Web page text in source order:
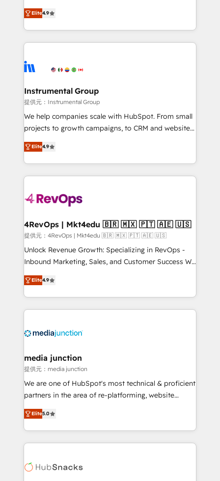
and service to drive sustainable growth With 6 key
HubSpot accreditations and experience across
teams has worked with clients just like you Let’s
explore whether S2 is the partner you’ve been
operational efficiency of HubSpot. The fastest-
growing tech-enabler & facilitator, MakeWebBetter,
hands you the blend of HubSpot expertise &
eminent solutions & integrations. Trust us to
Elite Partners with 10+ years of HubSpot experience
Premier Partner 2023 🌟5 HubSpot Accreditations 🌟
Won HubSpot Theme Challenge 2021 🌟INBOUND’19
HubSpot Rising Star Why us? Harnessing the full
potential of the powerful HubSpot CRM. ✔️A team of
HubSpot experience ✔️Flexible pricing models —
Hourly-fee (assigned one Dedicated HubSpot
requirement). ✔️Helped over 25,000+ customers so
far with our HubSpot solutions. ✔️Bespoke apps &
on-demand bundle services. Connect with us today!
Elite4.9
Instrumental Group
提供元：Instrumental Group
We help companies scale with HubSpot. From small
projects to growth campaigns, to CRM and websites.
Hire an agency that's experienced in every inch of
HubSpot and willing to work hand-in-hand with your
team to simplify the complex and build a better
experience for your team and customers.
Elite4.9
4RevOps | Mkt4edu 🇧🇷 🇲🇽 🇵🇹 🇦🇪 🇺🇸
提供元：4RevOps | Mkt4edu 🇧🇷 🇲🇽 🇵🇹 🇦🇪 🇺🇸
Unlock Revenue Growth: Specializing in RevOps -
Inbound Marketing, Sales, and Customer Success We
specialize in driving revenue growth for companies
across industries through tailored marketing, sales,
and customer success strategies, utilizing RevOps
methodologies. As Latin America's largest HubSpot
offer unparalleled insights. Operating in five
Mexico, USA, and Portugal—we've executed over a
hundred successful operations. Our approach,
rooted in RevOps principles, integrates analysis,
training, planning, and qualification. Leveraging
inbound marketing tactics, we focus on
understanding, nurturing, and converting leads.
competitive market.
Elite4.9
media junction
提供元：media junction
We are one of HubSpot's most technical & proficient
partners in the area of re-platforming, website
design & development. We specialize in multi-hub
implementations for mid-market & enterprise
companies. We are woman-owned, powered by
coffee, and we ❤️ dogs. We produce award-winning
Impact Award 🏆2022 Technical Expertise Impact
Elite5.0